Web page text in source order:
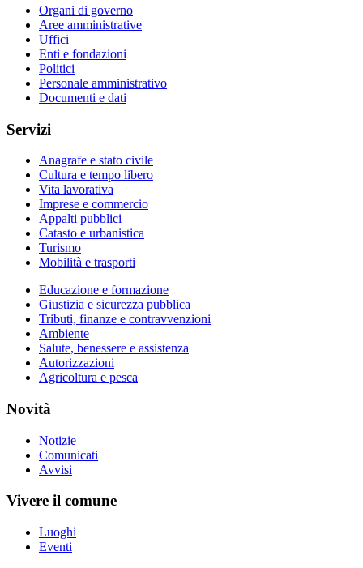
Organi di governo
Aree amministrative
Uffici
Enti e fondazioni
Politici
Personale amministrativo
Documenti e dati
Servizi
Anagrafe e stato civile
Cultura e tempo libero
Vita lavorativa
Imprese e commercio
Appalti pubblici
Catasto e urbanistica
Turismo
Mobilità e trasporti
Educazione e formazione
Giustizia e sicurezza pubblica
Tributi, finanze e contravvenzioni
Ambiente
Salute, benessere e assistenza
Autorizzazioni
Agricoltura e pesca
Novità
Notizie
Comunicati
Avvisi
Vivere il comune
Luoghi
Eventi